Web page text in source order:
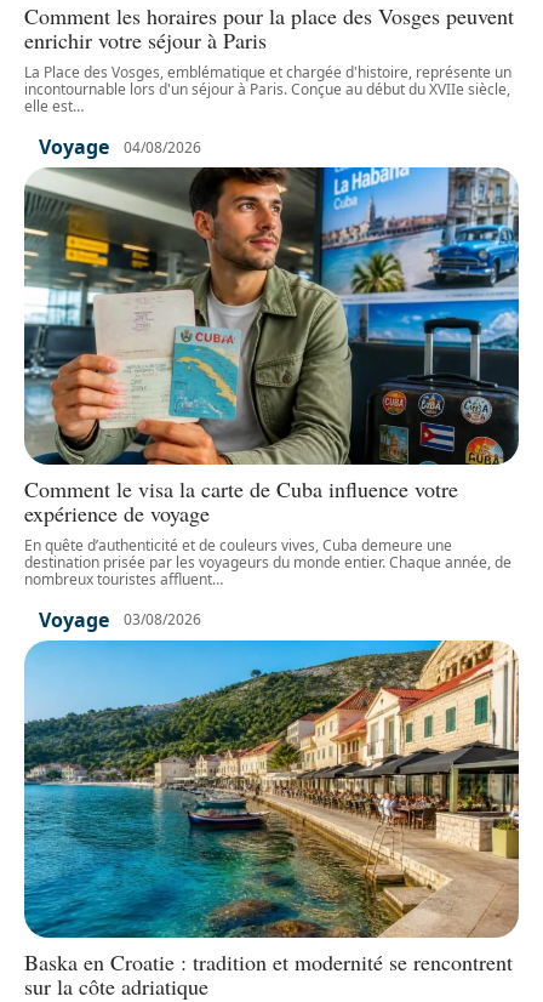
Comment les horaires pour la place des Vosges peuvent
enrichir votre séjour à Paris
La Place des Vosges, emblématique et chargée d'histoire, représente un
incontournable lors d'un séjour à Paris. Conçue au début du XVIIe siècle,
elle est…
Voyage 04/08/2026
Comment le visa la carte de Cuba influence votre
expérience de voyage
En quête d’authenticité et de couleurs vives, Cuba demeure une
destination prisée par les voyageurs du monde entier. Chaque année, de
nombreux touristes affluent…
Voyage 03/08/2026
Baska en Croatie : tradition et modernité se rencontrent
sur la côte adriatique